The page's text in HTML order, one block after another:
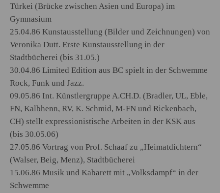
Türkei (Brücke zwischen Asien und Europa) im
Gymnasium
25.04.86 Kunstausstellung (Bilder und Zeichnungen) von
Veronika Dutt. Erste Kunstausstellung in der
Stadtbücherei (bis 31.05.)
30.04.86 Limited Edition aus BC spielt in der Schwemme
Rock, Funk und Jazz.
09.05.86 Int. Künstlergruppe A.CH.D. (Bradler, UL, Eble,
FN, Kalbhenn, RV, K. Schmid, M-FN und Rickenbach,
CH) stellt expressionistische Arbeiten in der KSK aus
(bis 30.05.06)
27.05.86 Vortrag von Prof. Schaaf zu „Heimatdichtern“
(Walser, Beig, Menz), Stadtbücherei
15.06.86 Musik und Kabarett mit „Volksdampf“ in der
Schwemme